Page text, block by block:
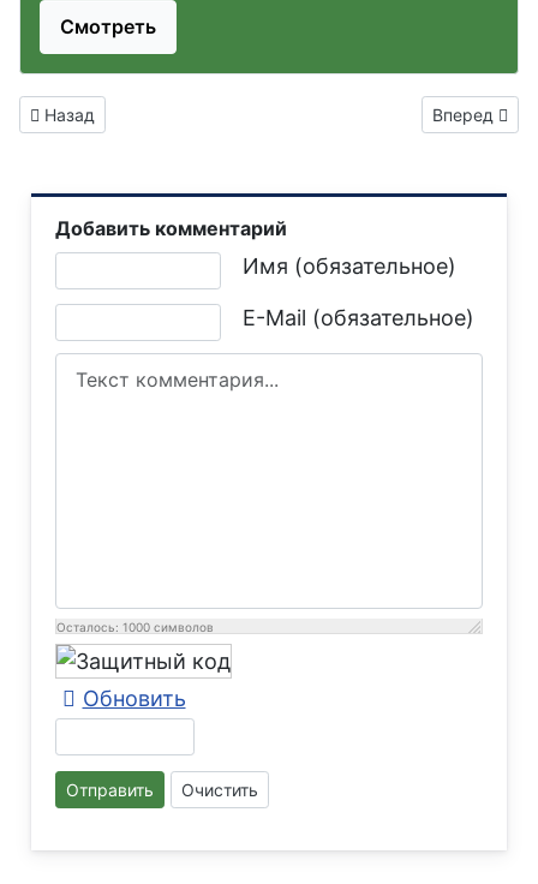
Смотреть
Предыдущий: Осторожно: мошенники вербуют «живых
Назад Следующий:
Вперед
Добавить комментарий
Имя (обязательное)
E-Mail (обязательное)
Текст комментария
Осталось: 1000 символов
Обновить
Отправить Очистить